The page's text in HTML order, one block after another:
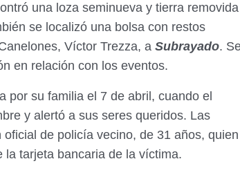
una loza seminueva y tierra removida
se localizó una bolsa con restos
Víctor Trezza, a Subrayado.
en relación con los eventos.
por su familia el 7 de abril, cuando el
y alertó a sus seres queridos. Las
de policía vecino, de 31 años, quien
tarjeta bancaria de la víctima.